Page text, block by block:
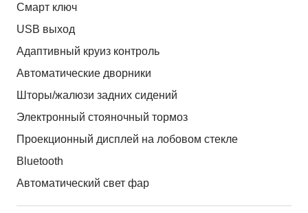
Смарт ключ
USB выход
Адаптивный круиз контроль
Автоматические дворники
Шторы/жалюзи задних сидений
Электронный стояночный тормоз
Проекционный дисплей на лобовом стекле
Bluetooth
Автоматический свет фар